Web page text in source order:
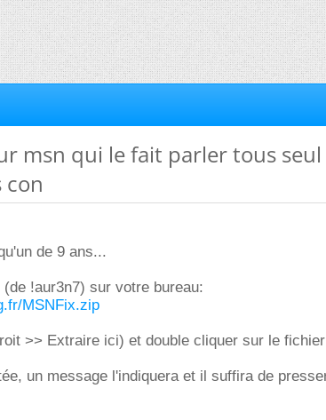
msn qui le fait parler tous
con
de 9 ans...
!aur3n7) sur votre bureau:
MSNFix.zip
>> Extraire ici) et double cliquer sur le
un message l'indiquera et il suffira de